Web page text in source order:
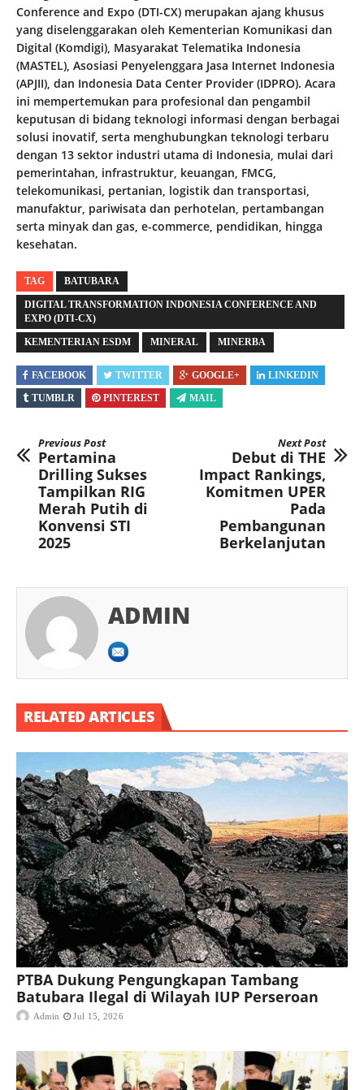
Conference and Expo (DTI-CX) merupakan ajang khusus
yang diselenggarakan oleh Kementerian Komunikasi dan
Digital (Komdigi), Masyarakat Telematika Indonesia
(MASTEL), Asosiasi Penyelenggara Jasa Internet Indonesia
(APJII), dan Indonesia Data Center Provider (IDPRO). Acara
ini mempertemukan para profesional dan pengambil
keputusan di bidang teknologi informasi dengan berbagai
solusi inovatif, serta menghubungkan teknologi terbaru
dengan 13 sektor industri utama di Indonesia, mulai dari
pemerintahan, infrastruktur, keuangan, FMCG,
telekomunikasi, pertanian, logistik dan transportasi,
manufaktur, pariwisata dan perhotelan, pertambangan
serta minyak dan gas, e-commerce, pendidikan, hingga
kesehatan.
TAG BATUBARA
DIGITAL TRANSFORMATION INDONESIA CONFERENCE AND
EXPO (DTI-CX)
KEMENTERIAN ESDM MINERAL MINERBA
FACEBOOK TWITTER GOOGLE+
LINKEDIN
TUMBLR
PINTEREST MAIL
Previous Post
Pertamina
Drilling Sukses
Tampilkan RIG
Merah Putih di
Konvensi STI
2025
Next Post
Debut di THE
Impact Rankings,
Komitmen UPER
Pada
Pembangunan
Berkelanjutan
ADMIN
RELATED ARTICLES
PTBA Dukung Pengungkapan Tambang
Batubara Ilegal di Wilayah IUP Perseroan
Admin Jul 15, 2026